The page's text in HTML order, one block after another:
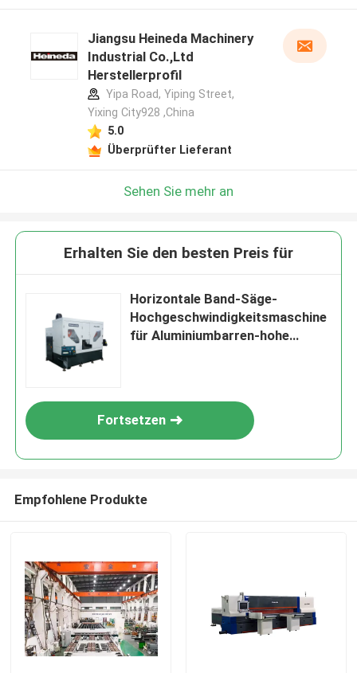
Jiangsu Heineda Machinery
Industrial Co.,Ltd
Herstellerprofil
Yipa Road, Yiping Street,
Yixing City928 ,China
5.0
Überprüfter Lieferant
Sehen Sie mehr an
Erhalten Sie den besten Preis für
Horizontale Band-Säge-
Hochgeschwindigkeitsmaschine
für Aluminiumbarren-hohe
Fortsetzen
Empfohlene Produkte